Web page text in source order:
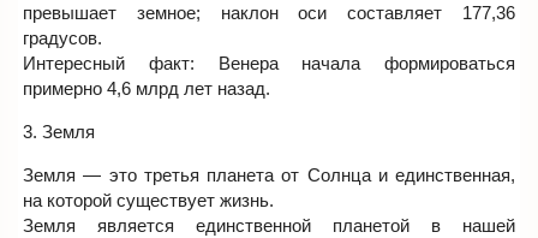
превышает земное; наклон оси составляет 177,36
градусов.
Интересный факт: Венера начала формироваться
примерно 4,6 млрд лет назад.
3. Земля
Земля — это третья планета от Солнца и единственная,
на которой существует жизнь.
Земля является единственной планетой в нашей